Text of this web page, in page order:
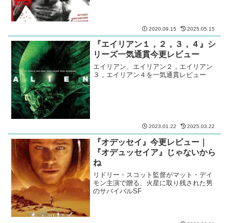
2020.09.15 2025.05.15
『エイリアン１，２，３，４』シ
リーズ一気通貫今更レビュー
エイリアン、エイリアン２，エイリアン
３，エイリアン４を一気通貫レビュー
2023.01.22 2025.03.22
『オデッセイ』今更レビュー｜
『オデュッセイア』じゃないから
ね
リドリー・スコット監督がマット・デイ
モン主演で贈る、火星に取り残された男
のサバイバルSF